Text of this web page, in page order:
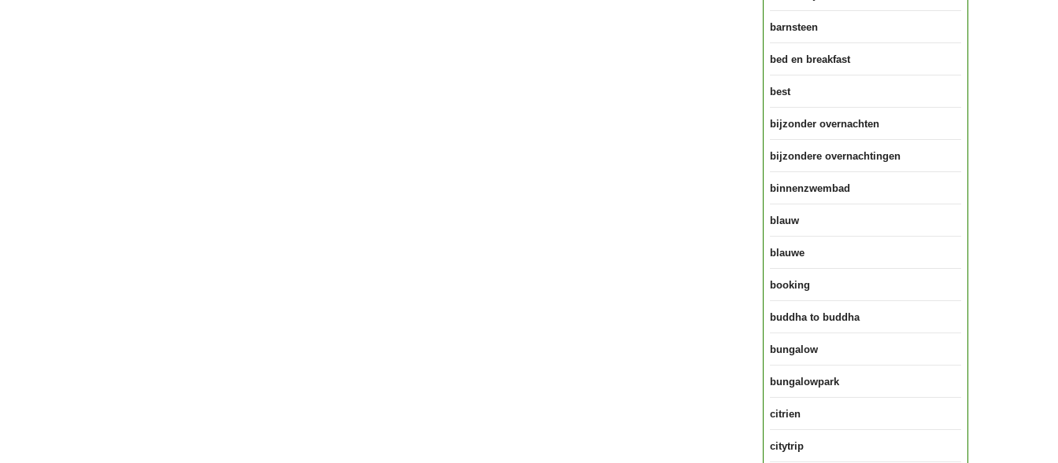
barnsteen
bed en breakfast
best
bijzonder overnachten
bijzondere overnachtingen
binnenzwembad
blauw
blauwe
booking
buddha to buddha
bungalow
bungalowpark
citrien
citytrip